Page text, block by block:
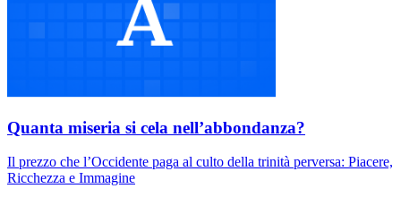
Quanta miseria si cela nell’abbondanza?
Il prezzo che l’Occidente paga al culto della trinità perversa: Piacere,
Ricchezza e Immagine